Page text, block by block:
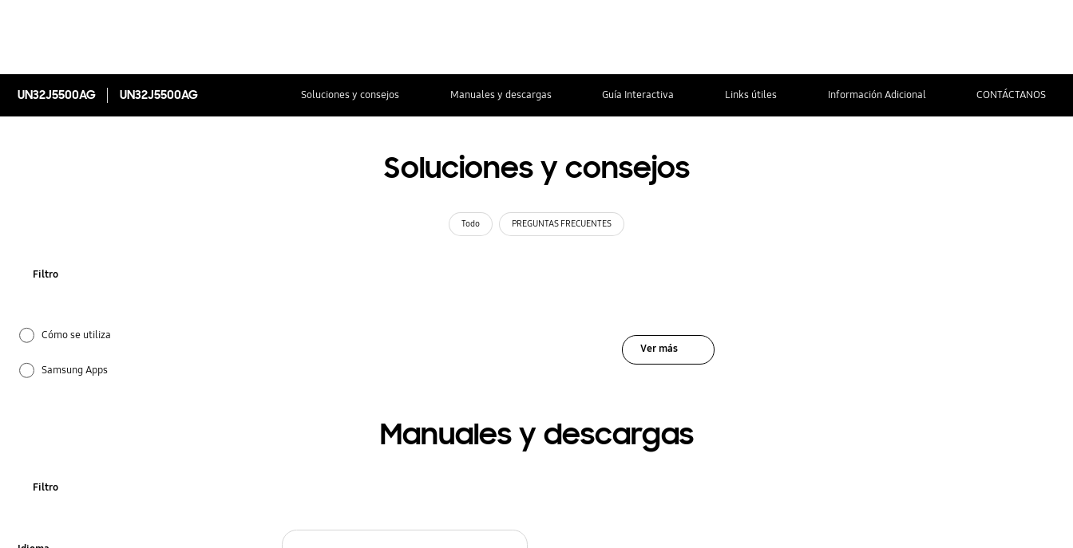
UN32J5500AG UN32J5500AG Soluciones y consejos Manuales y descargas Guía Interactiva Links útiles Información Adicional CONTÁCTANOS
Soluciones y consejos
Todo PREGUNTAS FRECUENTES
Filtro
Cómo se utiliza
Samsung Apps
Ver más
Manuales y descargas
Filtro